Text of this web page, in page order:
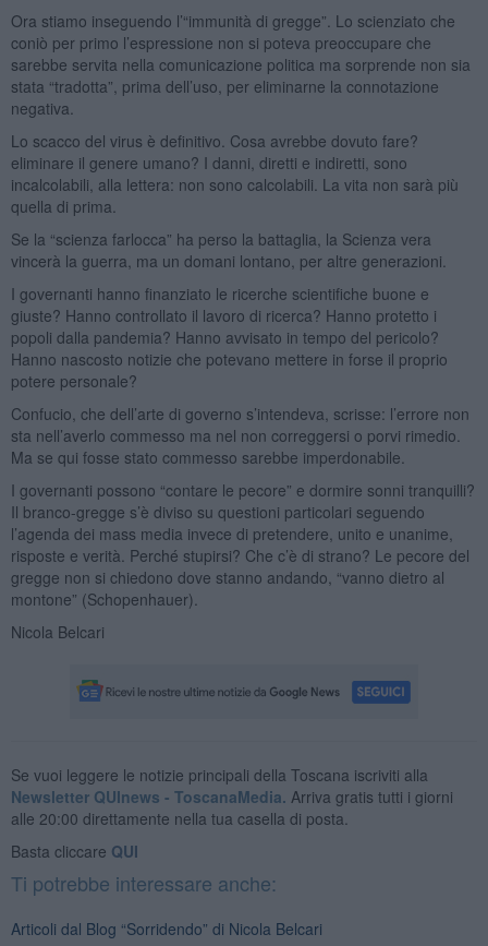
Ora stiamo inseguendo l’“immunità di gregge”. Lo scienziato che
coniò per primo l’espressione non si poteva preoccupare che
sarebbe servita nella comunicazione politica ma sorprende non sia
stata “tradotta”, prima dell’uso, per eliminarne la connotazione
negativa.
Lo scacco del virus è definitivo. Cosa avrebbe dovuto fare?
eliminare il genere umano? I danni, diretti e indiretti, sono
incalcolabili, alla lettera: non sono calcolabili. La vita non sarà più
quella di prima.
Se la “scienza farlocca” ha perso la battaglia, la Scienza vera
vincerà la guerra, ma un domani lontano, per altre generazioni.
I governanti hanno finanziato le ricerche scientifiche buone e
giuste? Hanno controllato il lavoro di ricerca? Hanno protetto i
popoli dalla pandemia? Hanno avvisato in tempo del pericolo?
Hanno nascosto notizie che potevano mettere in forse il proprio
potere personale?
Confucio, che dell’arte di governo s’intendeva, scrisse: l’errore non
sta nell’averlo commesso ma nel non correggersi o porvi rimedio.
Ma se qui fosse stato commesso sarebbe imperdonabile.
I governanti possono “contare le pecore” e dormire sonni tranquilli?
Il branco-gregge s’è diviso su questioni particolari seguendo
l’agenda dei mass media invece di pretendere, unito e unanime,
risposte e verità. Perché stupirsi? Che c’è di strano? Le pecore del
gregge non si chiedono dove stanno andando, “vanno dietro al
montone” (Schopenhauer).
Nicola Belcari
Se vuoi leggere le notizie principali della Toscana iscriviti alla
Newsletter QUInews - ToscanaMedia. Arriva gratis tutti i giorni
alle 20:00 direttamente nella tua casella di posta.
Basta cliccare QUI
Ti potrebbe interessare anche:
Articoli dal Blog “Sorridendo” di Nicola Belcari